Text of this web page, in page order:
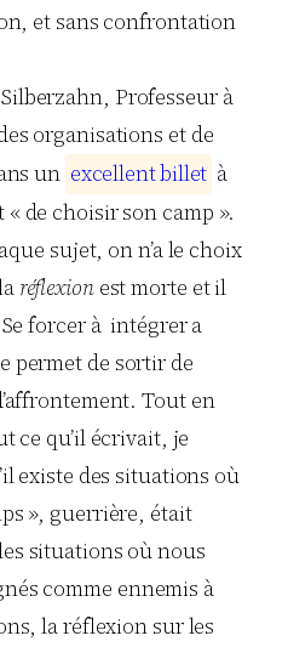
et sans confrontation
Professeur à
organisations et de
un excellentbillet à
de choisir son camp ».
sujet, on n’a le choix
réflexionest morte et il
forcer à intégrer a
permet de sortir de
Tout en
ce qu’il écrivait, je
existe des situations où
», guerrière, était
situations où nous
comme ennemis à
la réflexion sur les